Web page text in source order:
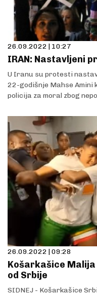
26.09.2022 | 10:27
IRAN: Nastavljeni
U Iranu su protesti
22-godišnje Mahse Amini
policija za moral zbog
26.09.2022 | 09:28
Košarkašice
od Srbije
SIDNEJ - Košarkašice